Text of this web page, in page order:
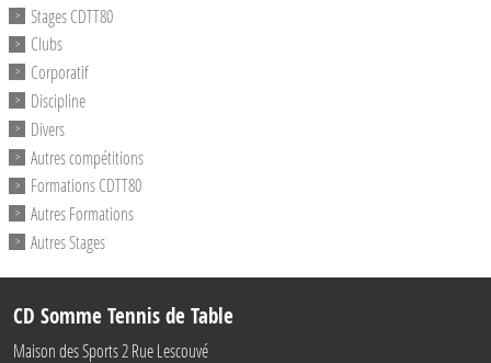
Stages CDTT80
Clubs
Corporatif
Discipline
Divers
Autres compétitions
Formations CDTT80
Autres Formations
Autres Stages
CD Somme Tennis de Table
Maison des Sports 2 Rue Lescouvé